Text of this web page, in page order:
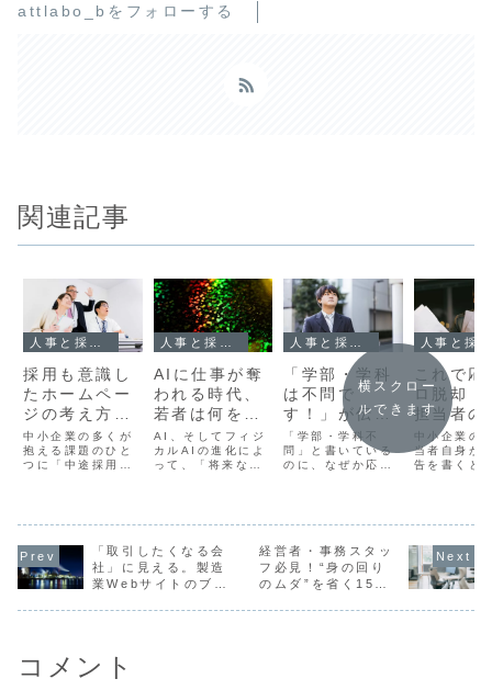
attlabo_bをフォローする
関連記事
採用も意識し
たホームペー
ジの考え方。
特設サイトが
なくてもでき
る工夫とは
中小企業の多くが
抱える課題のひと
つに「中途採用の
声をよく耳にしま
す。 とはいえ、
「採用特設サイト
を作るほどではな
AIに仕事が奪
われる時代、
若者は何を基
準に会社を選
ぶのか
AI、そしてフィジ
カルAIの進化によ
って、「将来なく
は、経営者にとっ
ての経営課題であ
ると同時に、若い
世代にとっては
「学部・学科
は不問で
す！」が伝わ
らない理由と
は？新卒向け
採用サイトの
「学部・学科不
問」と書いている
のに、なぜか応募
理系出身や工業高
校卒でなくても活
躍できる場面が多
く、現場では「文
これで応
ロ脱却！
担当者の
の求人広
書き方
中小企業の
当者自身が
告を書くと
載内容の修
新を行った
いる方も多
はないでし
横スクロー
ルできます
「取引したくなる会
社」に見える。製造
業Webサイトのブラ
経営者・事務スタッ
フ必見！“身の回り
のムダ”を省く15の
コメント